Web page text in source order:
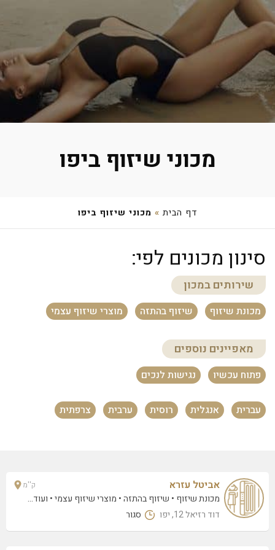
מכוני שיזוף ביפו
דף הבית » מכוני שיזוף ביפו
סינון מכונים לפי:
שירותים במכון
מכונת שיזוף שיזוף בהתזה מוצרי שיזוף עצמי
מאפיינים נוספים
פתוח עכשיו נגישות לנכים
עברית אנגלית רוסית ערבית צרפתית
אביטל עזרא
מכונת שיזוף שיזוף בהתזה מוצרי שיזוף עצמי• ועוד...
דוד רזיאל 12, יפו
סגור
ק''מ
סהרון 24, יפו
אביטל עזרא
דוד רזיאל 12, יפו